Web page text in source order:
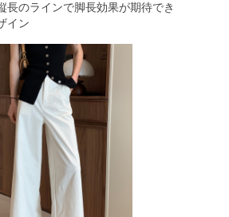
長のラインで脚長効果が期待でき
イン